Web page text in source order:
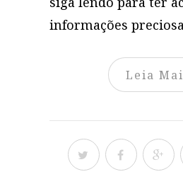
informações
Leia